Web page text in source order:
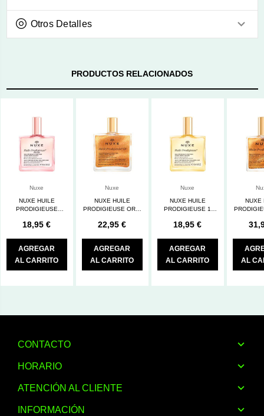
Otros Detalles
PRODUCTOS RELACIONADOS
Nuxe
NUXE HUILE
PRODIGIEUSE
50 ML
18,95 €
AGREGAR
AL CARRITO
Nuxe
NUXE HUILE
PRODIGIEUSE OR 1
22,95 €
AGREGAR
AL CARRITO
Nuxe
NUXE HUILE
PRODIGIEUSE 1
18,95 €
AGREGAR
AL CARRITO
NUXE
AL
CONTACTO
HORARIO
ATENCIÓN AL CLIENTE
INFORMACIÓN